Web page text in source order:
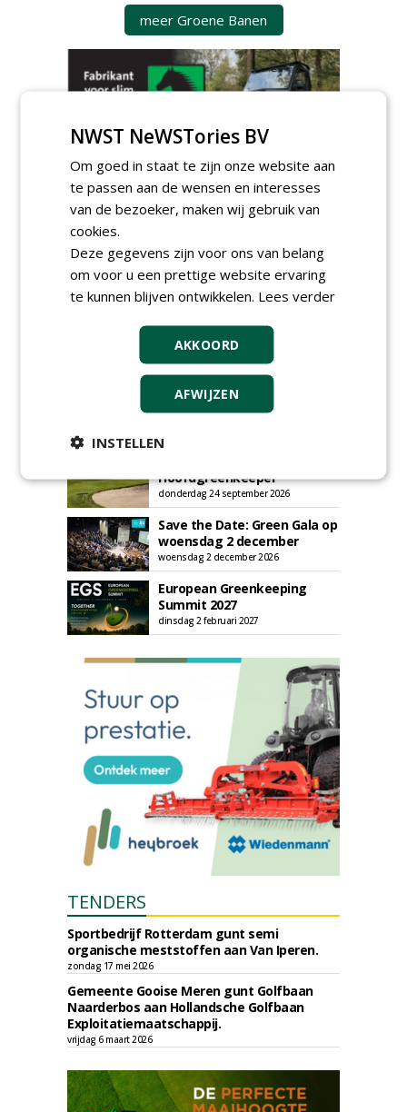
meer Groene Banen
GREEN OUTLET
Iedereen kan gratis kleine advertenties
plaatsen via zijn eigen account.
Plaats een gratis advertentie
AGENDA
Hoofdgreenkeeper
donderdag 24 september 2026
Save the Date: Green Gala op
woensdag 2 december
woensdag 2 december 2026
European Greenkeeping
Summit 2027
dinsdag 2 februari 2027
TENDERS
Sportbedrijf Rotterdam gunt semi
organische meststoffen aan Van Iperen.
zondag 17 mei 2026
Gemeente Gooise Meren gunt Golfbaan
Naarderbos aan Hollandsche Golfbaan
Exploitatiemaatschappij.
vrijdag 6 maart 2026
NWST NeWSTories BV
Om goed in staat te zijn onze website aan
te passen aan de wensen en interesses
van de bezoeker, maken wij gebruik van
cookies.
Deze gegevens zijn voor ons van belang
om voor u een prettige website ervaring
te kunnen blijven ontwikkelen. Lees verder
AKKOORD
AFWIJZEN
INSTELLEN